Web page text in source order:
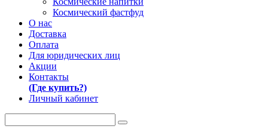
Космический фастфуд
О нас
Доставка
Оплата
Для юридических лиц
Акции
Контакты
(Где купить?)
Личный кабинет